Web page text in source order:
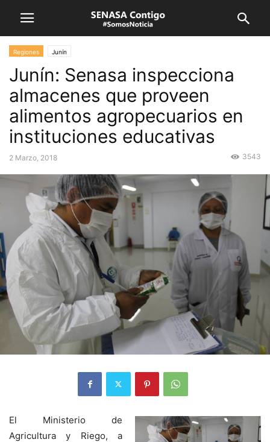
Regiones Junín
Junín: Senasa inspecciona
almacenes que proveen
alimentos agropecuarios en
instituciones educativas
2 Marzo, 2018 3543
El Ministerio de
Agricultura y Riego, a